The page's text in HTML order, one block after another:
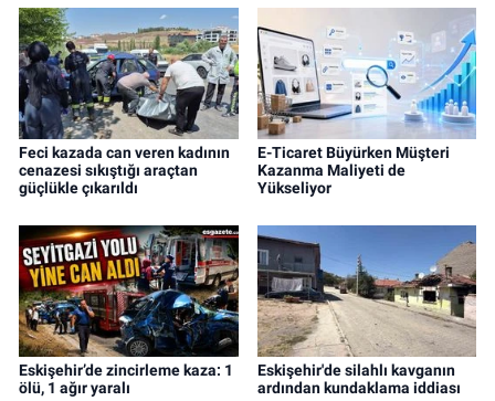
Feci kazada can veren kadının
cenazesi sıkıştığı araçtan
güçlükle çıkarıldı
E-Ticaret Büyürken Müşteri
Kazanma Maliyeti de
Yükseliyor
Eskişehir’de zincirleme kaza: 1
ölü, 1 ağır yaralı
Eskişehir'de silahlı kavganın
ardından kundaklama iddiası